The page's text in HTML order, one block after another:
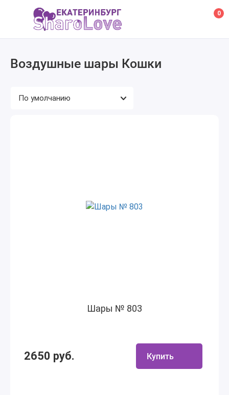
0
Воздушные шары Кошки
Шары № 803
2650 руб. Купить